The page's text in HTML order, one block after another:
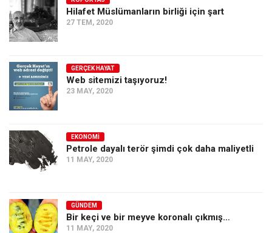
Ekonomi
Spor
Sağlık
Gıda-Beslenme
Türkiye
Siyaset
Dünya
Asya
Hilafet Müslümanların birliği için şart
27 TEM, 2020
GERÇEK HAYAT
Web sitemizi taşıyoruz!
23 MAY, 2020
EKONOMI
Petrole dayalı terör şimdi çok daha maliyetli
11 MAY, 2020
GÜNDEM
Bir keçi ve bir meyve koronalı çıkmış…
11 MAY, 2020